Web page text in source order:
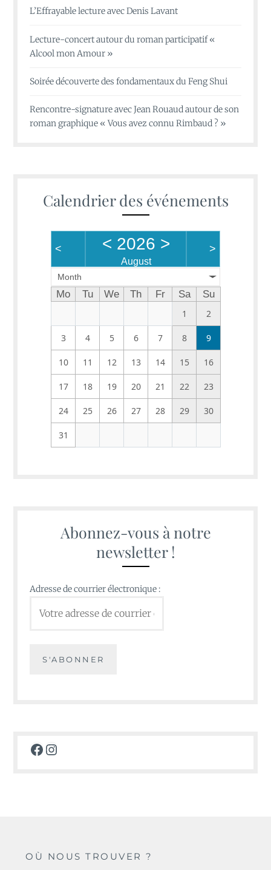
L’Effrayable lecture avec Denis Lavant
Lecture-concert autour du roman participatif «
Alcool mon Amour »
Soirée découverte des fondamentaux du Feng Shui
Rencontre-signature avec Jean Rouaud autour de son
roman graphique « Vous avez connu Rimbaud ? »
Calendrier des événements
< < 2026 >
August
>
Month
Mo Tu We Th Fr Sa
Su
1
2
3 4 5 6 7 8 9
10 11 12 13 14 15 16
17 18 19 20 21 22 23
24 25 26 27 28 29 30
31
Abonnez-vous à notre
newsletter !
Adresse de courrier électronique :
Facebook
Instagram
OÙ NOUS TROUVER ?